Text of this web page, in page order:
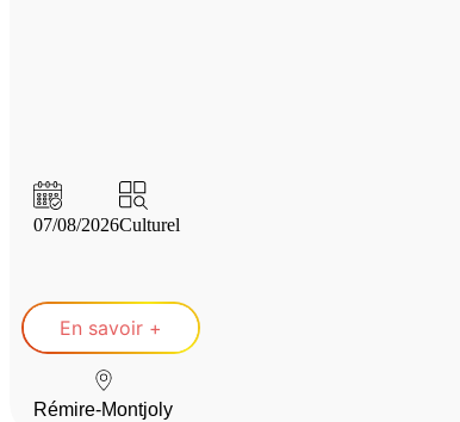
07/08/2026Culturel
En savoir +
Rémire-Montjoly